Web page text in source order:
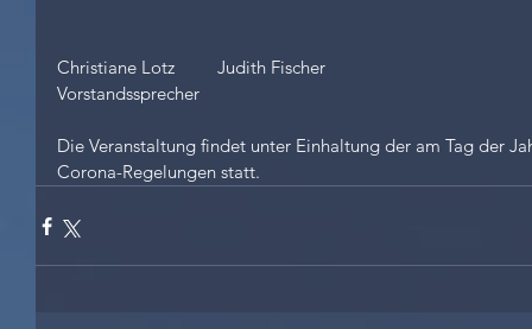
Christiane Lotz         Judith Fischer
Vorstandssprecher
Die Veranstaltung findet unter Einhaltung der am Tag der
Corona-Regelungen statt.